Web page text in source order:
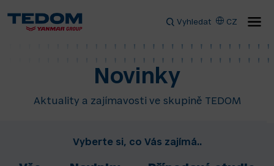
Vyhledat CZ
Novinky
Aktuality a zajímavosti ve skupině TEDOM
Vyberte si, co Vás zajímá..